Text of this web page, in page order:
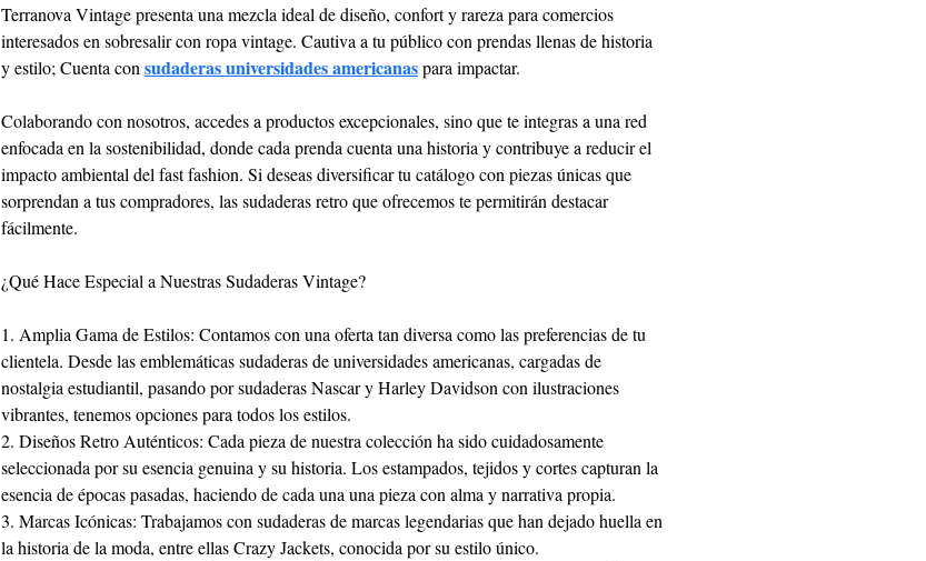
Terranova Vintage presenta una mezcla ideal de diseño, confort y rareza para comercios
interesados en sobresalir con ropa vintage. Cautiva a tu público con prendas llenas de historia
y estilo; Cuenta con sudaderas universidades americanas para impactar.
Colaborando con nosotros, accedes a productos excepcionales, sino que te integras a una red
enfocada en la sostenibilidad, donde cada prenda cuenta una historia y contribuye a reducir el
impacto ambiental del fast fashion. Si deseas diversificar tu catálogo con piezas únicas que
sorprendan a tus compradores, las sudaderas retro que ofrecemos te permitirán destacar
fácilmente.
¿Qué Hace Especial a Nuestras Sudaderas Vintage?
1. Amplia Gama de Estilos: Contamos con una oferta tan diversa como las preferencias de tu
clientela. Desde las emblemáticas sudaderas de universidades americanas, cargadas de
nostalgia estudiantil, pasando por sudaderas Nascar y Harley Davidson con ilustraciones
vibrantes, tenemos opciones para todos los estilos.
2. Diseños Retro Auténticos: Cada pieza de nuestra colección ha sido cuidadosamente
seleccionada por su esencia genuina y su historia. Los estampados, tejidos y cortes capturan la
esencia de épocas pasadas, haciendo de cada una una pieza con alma y narrativa propia.
3. Marcas Icónicas: Trabajamos con sudaderas de marcas legendarias que han dejado huella en
la historia de la moda, entre ellas Crazy Jackets, conocida por su estilo único.